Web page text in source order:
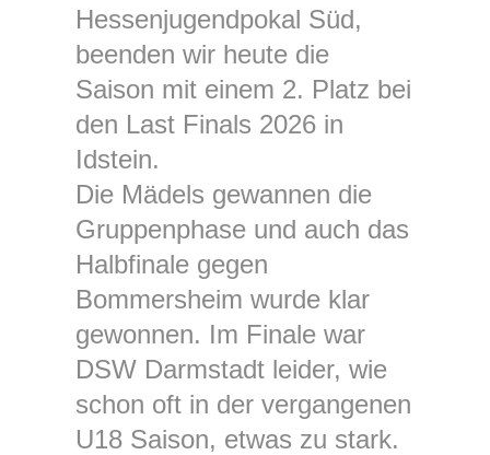
Hessenjugendpokal Süd,
beenden wir heute die
Saison mit einem 2. Platz bei
den Last Finals 2026 in
Idstein.
Die Mädels gewannen die
Gruppenphase und auch das
Halbfinale gegen
Bommersheim wurde klar
gewonnen. Im Finale war
DSW Darmstadt leider, wie
schon oft in der vergangenen
U18 Saison, etwas zu stark.